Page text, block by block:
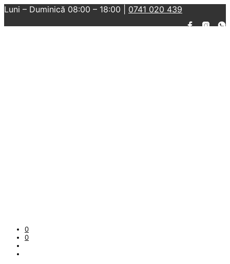
Luni – Duminică 08:00 – 18:00 | 0741 020 439
0
0